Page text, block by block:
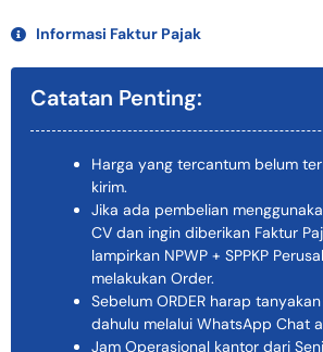
Informasi Faktur Pajak
Catatan Penting:
Harga yang tercantum belum
kirim.
Jika ada pembelian
CV dan ingin diberikan Faktur
lampirkan NPWP + SPPKP
melakukan Order.
Sebelum ORDER harap
dahulu melalui WhatsApp Chat
Jam Operasional kantor dari